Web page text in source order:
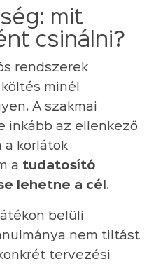
mit
csinálni?
rendszerek
minél
A szakmai
inkább az ellenkező
a korlátok
a tudatosító
lehetne a cél .
belüli
nem tiltást
tervezési